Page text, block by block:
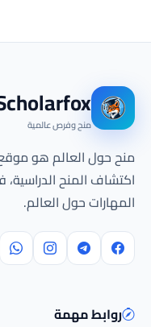
منح وفرص عالمية
منح حول العالم هو
اكتشاف المنح
المهارات حول العالم.
روابط مهمة